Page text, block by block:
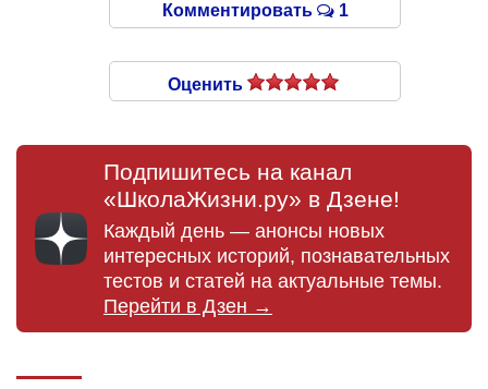
Комментировать 1
Оценить
Подпишитесь на канал
«ШколаЖизни.ру» в Дзене!
Каждый день — анонсы новых
интересных историй, познавательных
тестов и статей на актуальные темы.
Перейти в Дзен →